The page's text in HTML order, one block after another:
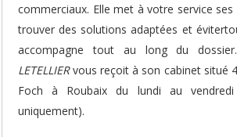
commerciaux. Elle met à votre service
trouver des solutions adaptées et
accompagne tout au long du
LETELLIERvous reçoit à son cabinet situé
Foch à Roubaix du lundi au vendredi
uniquement).